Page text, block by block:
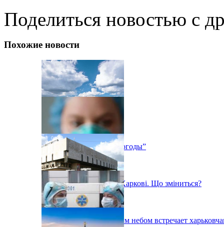
Поделиться новостью с
Похожие новости
Выставка “Дневники погоды”
«Помаранчева» зона у Харкові. Що зміниться?
Фестиваль под открытым небом встречает